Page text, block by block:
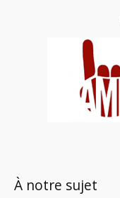
À notre sujet